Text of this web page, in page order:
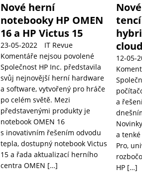
Nové herní
notebooky HP OMEN
16 a HP Victus 15
23-05-2022
IT Revue
Komentáře nejsou povolené
Společnost HP Inc. představila
svůj nejnovější herní hardware
a software, vytvořený pro hráče
po celém světě. Mezi
představenými produkty je
notebook OMEN 16
s inovativním řešením odvodu
tepla, dostupný notebook Victus
15 a řada aktualizací herního
centra OMEN […]
12-05-
a
a tenké
Pro,
HP […]